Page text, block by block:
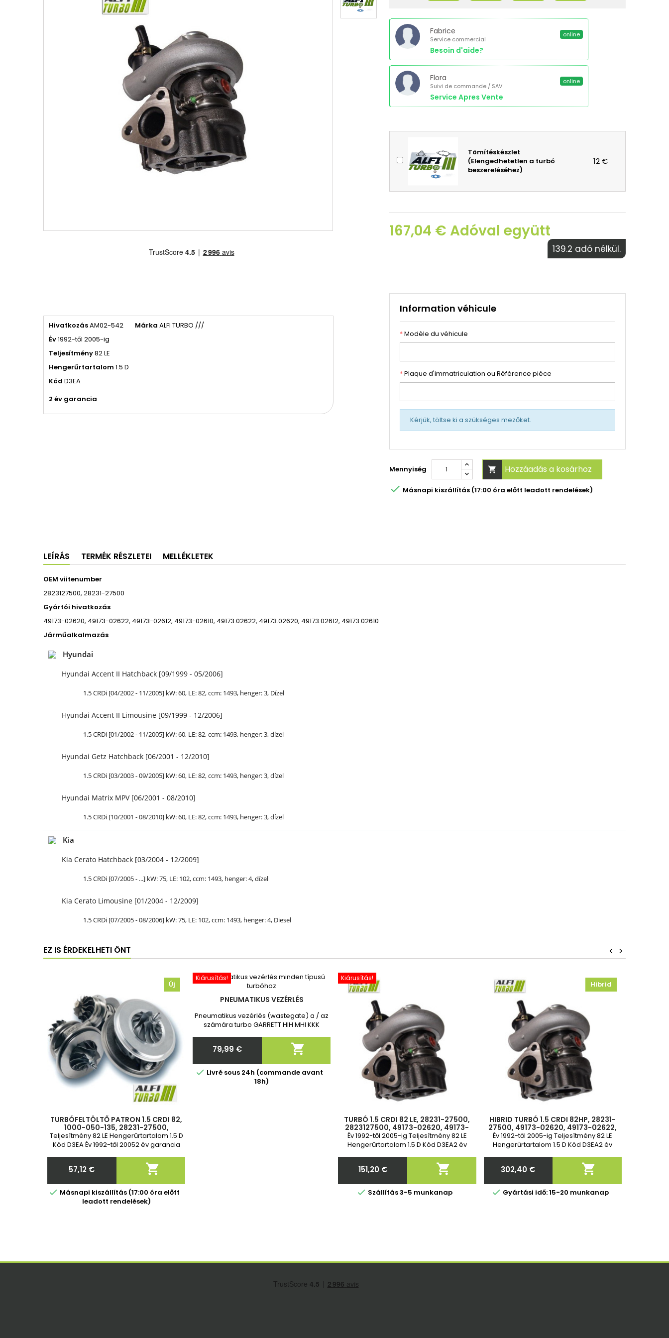
HivatkozásAM02-542 Márka ALFI TURBO ///
Év1992-től 2005-ig
Teljesítmény82 LE
Hengerűrtartalom 1.5 D
Kód D3EA
2 év garancia
Fabrice
Service commercial
Besoin d'aide?
online
Flora
Suivi de commande / SAV
Service Apres Vente
online
Tömítéskészlet
(Elengedhetetlen a turbó
beszereléséhez)
12 €
167,04 € Adóval együtt
139.2 adó nélkül.
Information véhicule
*Modèle du véhicule
*Plaque d'immatriculation ou Référence pièce
Kérjük, töltse ki a szükséges mezőket.
Mennyiség  Hozzáadás a kosárhoz
 Másnapi kiszállítás (17:00 óra előtt leadott rendelések)
LEÍRÁS TERMÉK RÉSZLETEI MELLÉKLETEK
OEM viitenumber
2823127500, 28231-27500
Gyártói hivatkozás
49173-02620, 49173-02622, 49173-02612, 49173-02610, 49173.02622, 49173.02620, 49173.02612, 49173.02610
Járműalkalmazás
Hyundai
Hyundai Accent II Hatchback [09/1999 - 05/2006]
1.5 CRDi [04/2002 - 11/2005] kW: 60, LE: 82, ccm: 1493, henger: 3, Dízel
Hyundai Accent II Limousine [09/1999 - 12/2006]
1.5 CRDi [01/2002 - 11/2005] kW: 60, LE: 82, ccm: 1493, henger: 3, dízel
Hyundai Getz Hatchback [06/2001 - 12/2010]
1.5 CRDi [03/2003 - 09/2005] kW: 60, LE: 82, ccm: 1493, henger: 3, dízel
Hyundai Matrix MPV [06/2001 - 08/2010]
1.5 CRDi [10/2001 - 08/2010] kW: 60, LE: 82, ccm: 1493, henger: 3, dízel
Kia
Kia Cerato Hatchback [03/2004 - 12/2009]
1.5 CRDi [07/2005 - ...] kW: 75, LE: 102, ccm: 1493, henger: 4, dízel
Kia Cerato Limousine [01/2004 - 12/2009]
1.5 CRDi [07/2005 - 08/2006] kW: 75, LE: 102, ccm: 1493, henger: 4, Diesel
EZ IS ÉRDEKELHETI ÖNT >
<
Új
TURBÓFELTÖLTŐ PATRON 1.5 CRDI 82,
1000-050-135, 28231-27500,
2823127500, 49173-02620, 49173-
02622, 49173.02622, 49173.02620, 491
Teljesítmény 82 LE Hengerűrtartalom 1.5 D
Kód D3EA Év 1992-től 20052 év garancia
Ár
57,12 € 
 Másnapi kiszállítás (17:00 óra előtt
leadott rendelések)
Kiárusítás!
PNEUMATIKUS VEZÉRLÉS
Pneumatikus vezérlés (wastegate) a / az
számára turbo GARRETT HIH MHI KKK
garanciával. Megrendelés után kérjük,
adja meg nekünk a turbó pontos
Ár
79,99 € 
 Livré sous 24h (commande avant
18h)
Kiárusítás!
TURBÓ 1.5 CRDI 82 LE, 28231-27500,
2823127500, 49173-02620, 49173-
02622, 49173.02622, 49173.02620,
49173-02612,
Év 1992-től 2005-ig Teljesítmény 82 LE
Hengerűrtartalom 1.5 D Kód D3EA2 év
Ár
151,20 € 
 Szállítás 3-5 munkanap
Hibrid
HIBRID TURBÓ 1.5 CRDI 82HP, 28231-
27500, 49173-02620, 49173-02622,
49173-02612, 49173-02612, 49173-
02610
Év 1992-től 2005-ig Teljesítmény 82 LE
Hengerűrtartalom 1.5 D Kód D3EA2 év
Ár
302,40 € 
 Gyártási idő: 15-20 munkanap